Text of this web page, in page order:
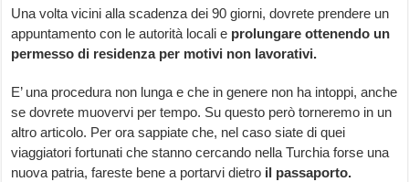
Una volta vicini alla scadenza dei 90 giorni, dovrete prendere un
appuntamento con le autorità locali e prolungare ottenendo un
permesso di residenza per motivi non lavorativi.
E’ una procedura non lunga e che in genere non ha intoppi, anche
se dovrete muovervi per tempo. Su questo però torneremo in un
altro articolo. Per ora sappiate che, nel caso siate di quei
viaggiatori fortunati che stanno cercando nella Turchia forse una
nuova patria, fareste bene a portarvi dietro il passaporto.